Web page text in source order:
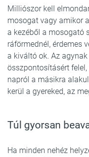
Milliószor kell
mosogat vagy amikor
a kezéből a mosogató
ráförmednél, érdemes
a kiváltó ok. Az
összpontosításért
napról a másikra
kerül a gyereked, az
Túl gyorsan
Ha minden nehéz